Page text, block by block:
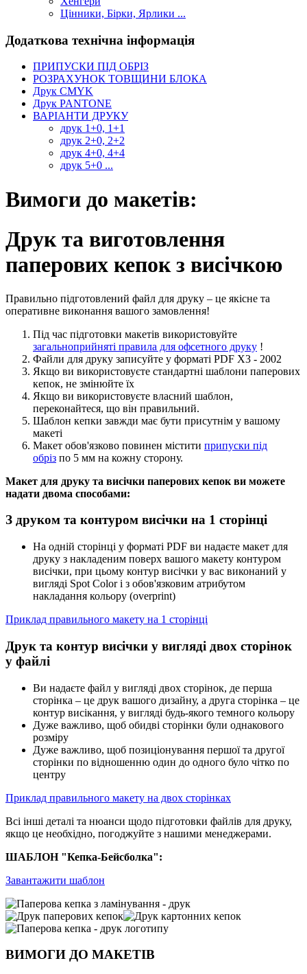
Цінники, Бірки, Ярлики ...
Додаткова технічна інформація
ПРИПУСКИ ПІД ОБРІЗ
РОЗРАХУНОК ТОВЩИНИ БЛОКА
Друк CMYK
Друк PANTONE
ВАРІАНТИ ДРУКУ
друк 1+0, 1+1
друк 2+0, 2+2
друк 4+0, 4+4
друк 5+0 ...
Вимоги до макетів:
Друк та виготовлення
паперових кепок з висічкою
Правильно підготовлений файл для друку – це якісне та
оперативне виконання вашого замовлення!
Під час підготовки макетів використовуйте
загальноприйняті правила для офсетного друку !
Файли для друку записуйте у форматі PDF X3 - 2002
Якщо ви використовуєте стандартні шаблони паперових
кепок, не змінюйте їх
Якщо ви використовуєте власний шаблон,
переконайтеся, що він правильний.
Шаблон кепки завжди має бути присутнім у вашому
макеті
Макет обов'язково повинен містити припуски під
обріз по 5 мм на кожну сторону.
Макет для друку та висічки паперових кепок ви можете
надати двома способами:
З друком та контуром висічки на 1 сторінці
На одній сторінці у форматі PDF ви надаєте макет для
друку з накладеним поверх вашого макету контуром
висічки, при цьому контур висічки у вас виконаний у
вигляді Spot Color і з обов'язковим атрибутом
накладання кольору (overprint)
Приклад правильного макету на 1 сторінці
Друк та контур висічки у вигляді двох сторінок
у файлі
Ви надаєте файл у вигляді двох сторінок, де перша
сторінка – це друк вашого дизайну, а друга сторінка – це
контур висікання, у вигляді будь-якого темного кольору
Дуже важливо, щоб обидві сторінки були однакового
розміру
Дуже важливо, щоб позиціонування першої та другої
сторінки по відношенню один до одного було чітко по
центру
Приклад правильного макету на двох сторінках
Всі інші деталі та нюанси щодо підготовки файлів для друку,
якщо це необхідно, погоджуйте з нашими менеджерами.
ШАБЛОН "Кепка-Бейсболка":
Завантажити шаблон
ВИМОГИ ДО МАКЕТІВ